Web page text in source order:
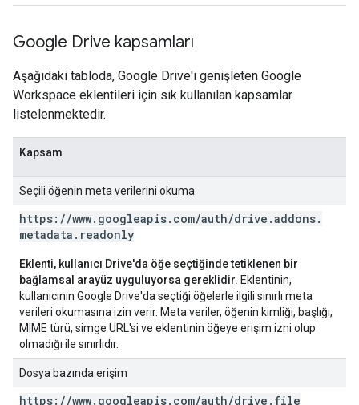
Google Drive kapsamları
Aşağıdaki tabloda, Google Drive'ı genişleten Google
Workspace eklentileri için sık kullanılan kapsamlar
listelenmektedir.
Kapsam
Seçili öğenin meta verilerini okuma
https: //www. googleapis. com/auth/drive .addons.
metadata . readonly
Eklenti, kullanıcı Drive'da öğe seçtiğinde tetiklenen bir
bağlamsal arayüz uyguluyorsa gereklidir. Eklentinin,
kullanıcının Google Drive'da seçtiği öğelerle ilgili sınırlı meta
verileri okumasına izin verir. Meta veriler, öğenin kimliği, başlığı,
MIME türü, simge URL'si ve eklentinin öğeye erişim izni olup
olmadığı ile sınırlıdır.
Dosya bazında erişim
https: //www. googleapis. com/auth/drive . file